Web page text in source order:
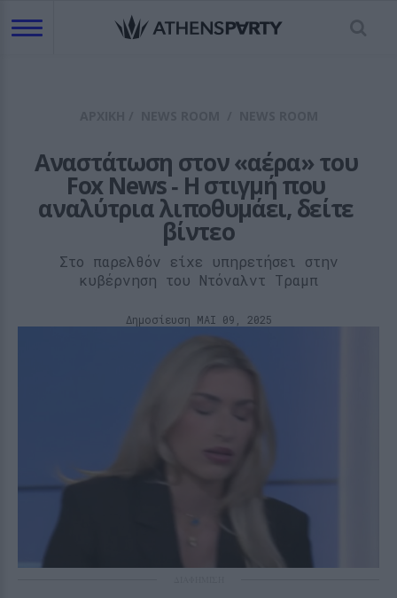
Αναστάτωση στον «αέρα» του
Fox News ‑ Η στιγμή που
αναλύτρια λιποθυμάει, δείτε
βίντεο
Στο παρελθόν είχε υπηρετήσει στην
κυβέρνηση του Ντόναλντ Τραμπ
Δημοσίευση ΜΑΙ 09, 2025